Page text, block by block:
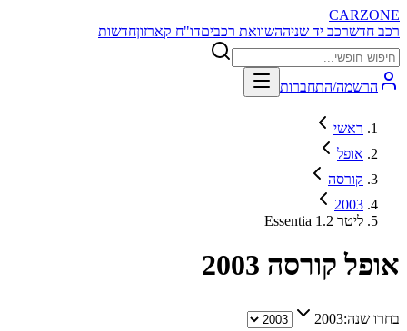
CARZONE
רכב חדשרכב יד שניההשוואת רכביםדו"ח קארזוןחדשות
הרשמה/התחברות
ראשי
אופל
קורסה
2003
Essentia 1.2 ליטר
אופל קורסה 2003
בחרו שנה:2003